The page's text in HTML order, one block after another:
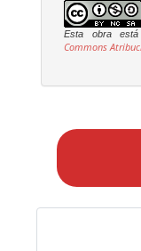
Esta obra está
Commons
a